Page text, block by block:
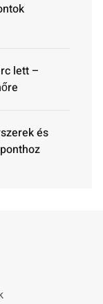
lett –
és